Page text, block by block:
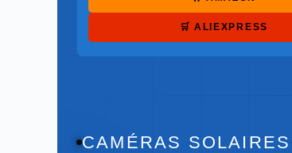
🛒 ALIEXPRESS
CAMÉRAS SOLAIRES